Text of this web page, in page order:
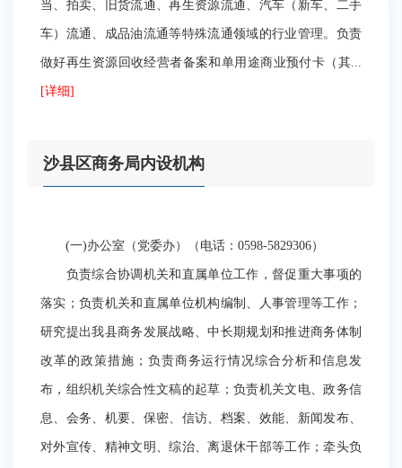
当、拍卖、旧货流通、再生资源流通、汽车（新车、二手
车）流通、成品油流通等特殊流通领域的行业管理。负责
做好再生资源回收经营者备案和单用途商业预付卡（其...
[详细]
沙县区商务局内设机构
(一)办公室（党委办）（电话：0598-5829306）
负责综合协调机关和直属单位工作，督促重大事项的
落实；负责机关和直属单位机构编制、人事管理等工作；
研究提出我县商务发展战略、中长期规划和推进商务体制
改革的政策措施；负责商务运行情况综合分析和信息发
布，组织机关综合性文稿的起草；负责机关文电、政务信
息、会务、机要、保密、信访、档案、效能、新闻发布、
对外宣传、精神文明、综治、离退休干部等工作；牵头负